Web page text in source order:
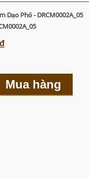
Dạo Phố - DRCM0002A_05
Mua hàng